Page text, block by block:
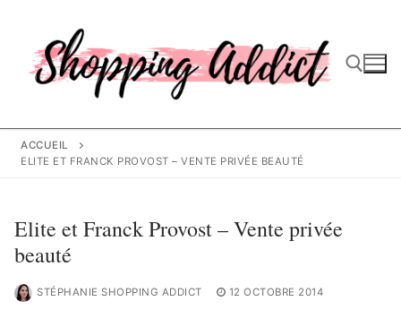
contenu
ACCUEIL
ELITE ET FRANCK PROVOST – VENTE PRIVÉE BEAUTÉ
Elite et Franck Provost – Vente privée
beauté
STÉPHANIE SHOPPING ADDICT 12 OCTOBRE 2014